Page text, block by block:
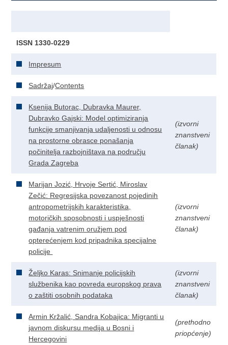
ISSN 1330-0229
Impresum
Sadržaj/Contents
Ksenija Butorac, Dubravka Maurer,
Dubravko Gajski: Model optimiziranja
funkcije smanjivanja udaljenosti u odnosu
na prostorne obrasce ponašanja
počinitelja razbojništava na području
Grada Zagreba
(izvorni
znanstveni
članak)
Marijan Jozić, Hrvoje Sertić, Miroslav
Zečić: Regresijska povezanost pojedinih
antropometrijskih karakteristika,
motoričkih sposobnosti i uspješnosti
gađanja vatrenim oružjem pod
opterećenjem kod pripadnika specijalne
policije
(izvorni
znanstveni
članak)
Željko Karas: Snimanje policijskih
službenika kao povreda europskog prava
o zaštiti osobnih podataka
(izvorni
znanstveni
članak)
Armin Kržalić, Sandra Kobajica: Migranti u
javnom diskursu medija u Bosni i
Hercegovini
(prethodno
priopćenje)